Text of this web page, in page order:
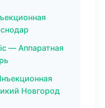
— Аппаратная
Новгород